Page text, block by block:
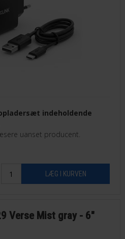
opladersæt indeholdende
uanset producent.
Verse Mist gray - 6"